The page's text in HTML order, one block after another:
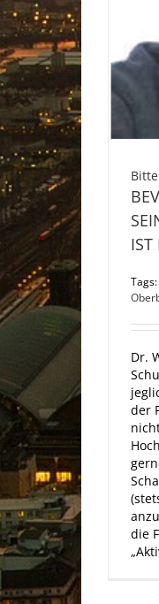
IST
Tags:
Dr.
der
die